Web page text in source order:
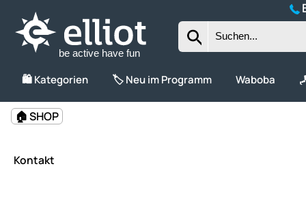
be active have fun
🛍️ Kategorien 🏷️ Neu im Programm Waboba
🏠 SHOP
Kontakt